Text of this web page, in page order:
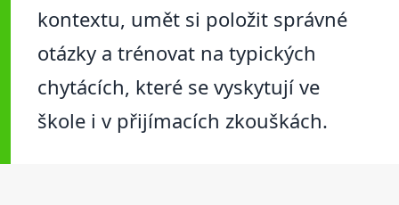
kontextu, umět si položit správné
otázky a trénovat na typických
chytácích, které se vyskytují ve
škole i v přijímacích zkouškách.